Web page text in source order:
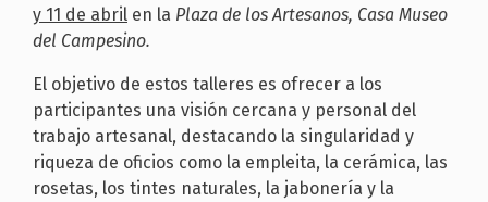
y 11 de abril en la Plaza de los Artesanos, Casa Museo
del Campesino.
El objetivo de estos talleres es ofrecer a los
participantes una visión cercana y personal del
trabajo artesanal, destacando la singularidad y
riqueza de oficios como la empleita, la cerámica, las
rosetas, los tintes naturales, la jabonería y la